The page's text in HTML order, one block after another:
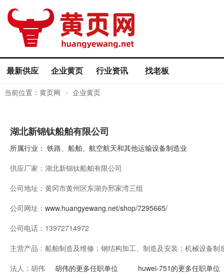
最新供应 企业黄页 行业资讯 找老板
当前位置： 黄页网 > 企业黄页
湖北新锦钛船舶有限公司
所属行业： 铁路、船舶、航空航天和其他运输设备制造业
供应厂家： 湖北新锦钛船舶有限公司
公司地址： 黄冈市黄州区东湖办邢家湾三组
公司网址： www.huangyewang.net/shop/7295665/
公司电话： 13972714972
主营产品： 船舶制造及维修；钢结构加工、制造及安装；机械设备
取得相关部门许可后方可经营）
法人： 胡伟 胡伟的更多任职单位 huwei-751的更多任职单位